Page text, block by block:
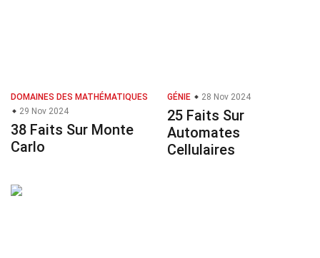
DOMAINES DES MATHÉMATIQUES
29 Nov 2024
38 Faits Sur Monte
Carlo
GÉNIE 28 Nov 2024
25 Faits Sur
Automates
Cellulaires